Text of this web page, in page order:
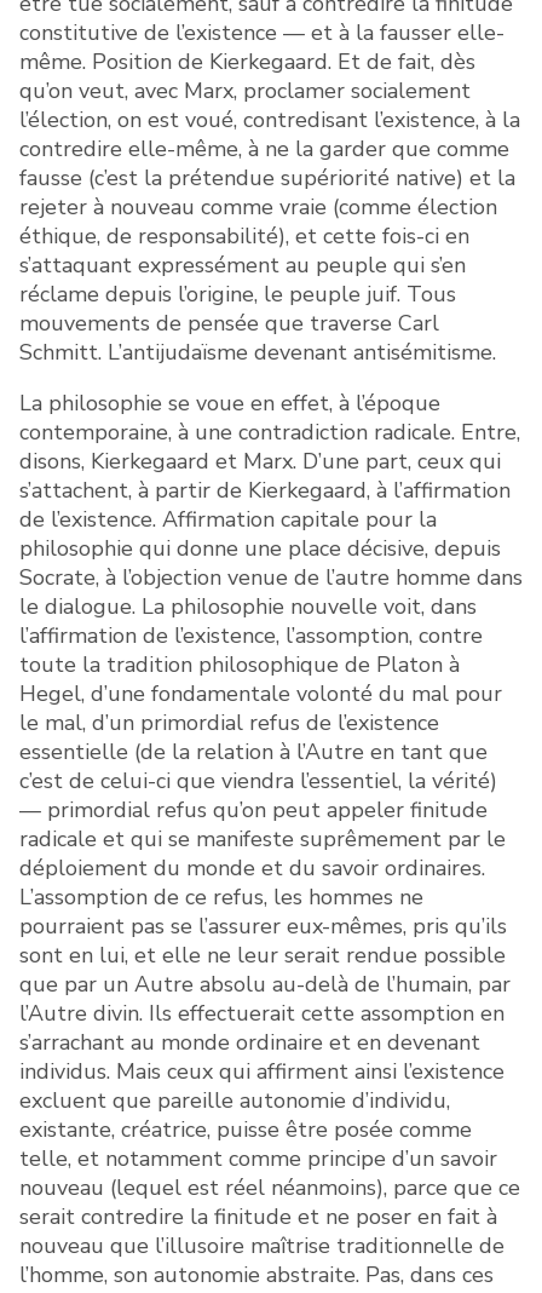
constitutive de l’existence — et à la fausser elle-
même. Position de Kierkegaard. Et de fait, dès
qu’on veut, avec Marx, proclamer socialement
l’élection, on est voué, contredisant l’existence, à la
contredire elle-même, à ne la garder que comme
fausse (c’est la prétendue supériorité native) et la
rejeter à nouveau comme vraie (comme élection
éthique, de responsabilité), et cette fois-ci en
s’attaquant expressément au peuple qui s’en
réclame depuis l’origine, le peuple juif. Tous
mouvements de pensée que traverse Carl
Schmitt. L’antijudaïsme devenant antisémitisme.
La philosophie se voue en effet, à l’époque
contemporaine, à une contradiction radicale. Entre,
disons, Kierkegaard et Marx. D’une part, ceux qui
s’attachent, à partir de Kierkegaard, à l’affirmation
de l’existence. Affirmation capitale pour la
philosophie qui donne une place décisive, depuis
Socrate, à l’objection venue de l’autre homme dans
le dialogue. La philosophie nouvelle voit, dans
l’affirmation de l’existence, l’assomption, contre
toute la tradition philosophique de Platon à
Hegel, d’une fondamentale volonté du mal pour
le mal, d’un primordial refus de l’existence
essentielle (de la relation à l’Autre en tant que
c’est de celui-ci que viendra l’essentiel, la vérité)
— primordial refus qu’on peut appeler finitude
radicale et qui se manifeste suprêmement par le
déploiement du monde et du savoir ordinaires.
L’assomption de ce refus, les hommes ne
pourraient pas se l’assurer eux-mêmes, pris qu’ils
sont en lui, et elle ne leur serait rendue possible
que par un Autre absolu au-delà de l’humain, par
l’Autre divin. Ils effectuerait cette assomption en
s’arrachant au monde ordinaire et en devenant
individus. Mais ceux qui affirment ainsi l’existence
excluent que pareille autonomie d’individu,
existante, créatrice, puisse être posée comme
telle, et notamment comme principe d’un savoir
nouveau (lequel est réel néanmoins), parce que ce
serait contredire la finitude et ne poser en fait à
nouveau que l’illusoire maîtrise traditionnelle de
l’homme, son autonomie abstraite. Pas, dans ces